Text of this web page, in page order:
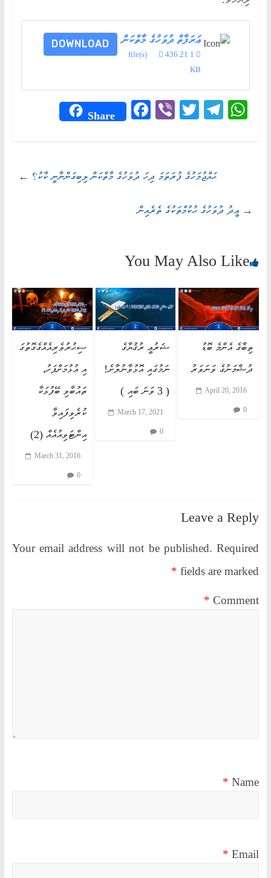
ޢަރަފާތް ދުވަހުގެ މާތްކަން
436.21
KB
DOWNLOAD
Share
Fa
ok
Vi T
r
Te
← ޙައްޖުމަހުގެ ފުރަތަމަ ދިހަ ދުވަހުގެ މާތްކަން ލިބިގަންނާނީ ކާކު؟
→
You May Also Like
ސިޙުރުވެރިއެއްގެގޮތުގަ
އި އުޅުމަށްފަހު،
ތައުބާވި ބޭފުޅަކާ
ކުރެވިފައިވާ
އިންޓަވިއުއެއް (2)
March 31, 2016
0
ޝަރުޢީ ރުޤުޔާގެ
ނަމުގައި އޮޅުވާނުލާށެ!
( 3 ވަނަ ބައި )
March 17, 2021
0
ތިބާގެ އެންމެ ބޮޑު
ދުޝްމަނުގެ ވަނަވަރު
April 20, 2016
0
Leave a Reply
Your email address will not be published. Required
fields are marked
*
Comment
*
Name
*
Email
*